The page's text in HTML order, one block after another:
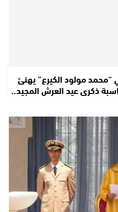
“محمد مولود الكيرع” يهنئ
ذكرى عيد العرش المجيد..